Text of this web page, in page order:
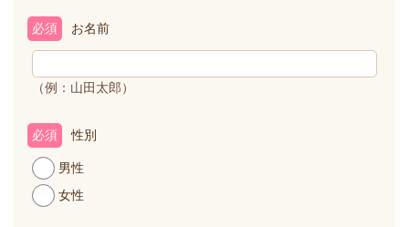
お名前
必須
（例：山田太郎）
性別
必須
男性
女性